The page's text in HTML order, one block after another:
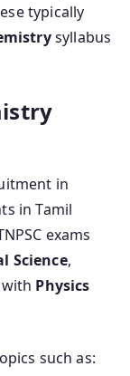
typically
syllabus
in
in Tamil
exams
Science,
Physics
such as: